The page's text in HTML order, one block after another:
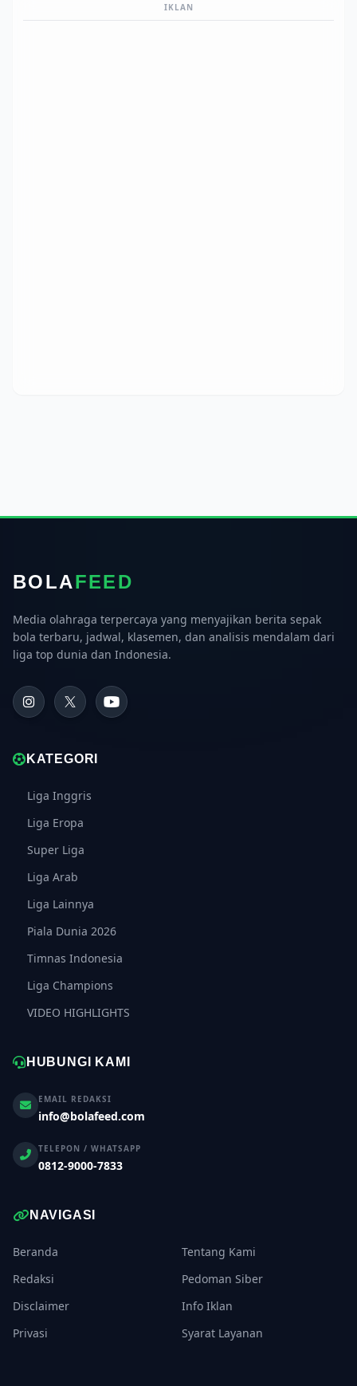
IKLAN
BOLAFEED
Media olahraga terpercaya yang menyajikan berita sepak
bola terbaru, jadwal, klasemen, dan analisis mendalam dari
liga top dunia dan Indonesia.
KATEGORI
Liga Inggris
Liga Eropa
Super Liga
Liga Arab
Liga Lainnya
Piala Dunia 2026
Timnas Indonesia
Liga Champions
VIDEO HIGHLIGHTS
HUBUNGI KAMI
EMAIL REDAKSI
info@bolafeed.com
TELEPON / WHATSAPP
0812-9000-7833
NAVIGASI
Beranda
Tentang Kami
Redaksi
Pedoman Siber
Disclaimer
Info Iklan
Privasi
Syarat Layanan